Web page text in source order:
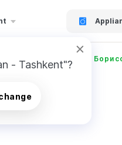
- Tashkent"?Тимур